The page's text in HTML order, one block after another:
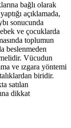
bağlı olarak
açıklamada,
sonucunda
ve çocuklarda
toplumun
beslenmeden
Vücudun
ve ızgara yöntemi
biridir.
satılan
dikkat